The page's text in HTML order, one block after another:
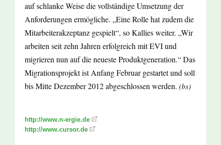
auf schlanke Weise die vollständige Umsetzung der
Anforderungen ermögliche. „Eine Rolle hat zudem die
Mitarbeiterakzeptanz gespielt“, so Kallies weiter. „Wir
arbeiten seit zehn Jahren erfolgreich mit EVI und
migrieren nun auf die neueste Produktgeneration.“ Das
Migrationsprojekt ist Anfang Februar gestartet und soll
bis Mitte Dezember 2012 abgeschlossen werden. (bs)
http://www.n-ergie.de
http://www.cursor.de